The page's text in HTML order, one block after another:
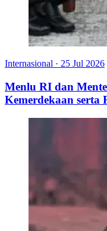
Internasional · 25 Jul 2026
Menlu RI dan
Kemerdekaan serta